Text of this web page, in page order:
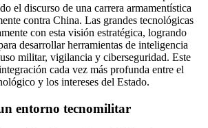
el discurso de una carrera armamentística
contra China. Las grandes tecnológicas
con esta visión estratégica, logrando
desarrollar herramientas de inteligencia
militar, vigilancia y ciberseguridad. Este
cada vez más profunda entre el
y los intereses del Estado.
entorno tecnomilitar